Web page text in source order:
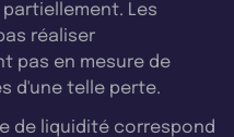
Les
réaliser
pas en mesure de
d'une telle perte.
de liquidité correspond